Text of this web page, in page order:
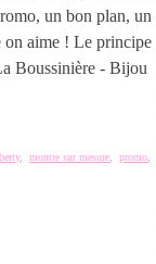
un bon plan, un
on aime ! Le principe
Boussinière - Bijou
,montre sur mesure ,promo